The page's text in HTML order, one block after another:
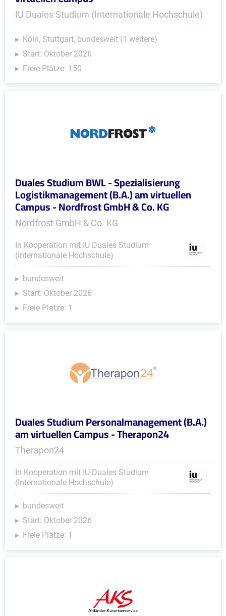
IU Duales Studium (Internationale Hochschule)
Köln, Stuttgart, bundesweit (1 weitere)
Start: Oktober 2026
Freie Plätze: 150
Duales Studium BWL - Spezialisierung
Logistikmanagement (B.A.) am virtuellen
Campus - Nordfrost GmbH & Co. KG
Nordfrost GmbH & Co. KG
In Kooperation mit IU Duales Studium
(Internationale Hochschule)
bundesweit
Start: Oktober 2026
Freie Plätze: 1
Duales Studium Personalmanagement (B.A.)
am virtuellen Campus - Therapon24
Therapon24
In Kooperation mit IU Duales Studium
(Internationale Hochschule)
bundesweit
Start: Oktober 2026
Freie Plätze: 1